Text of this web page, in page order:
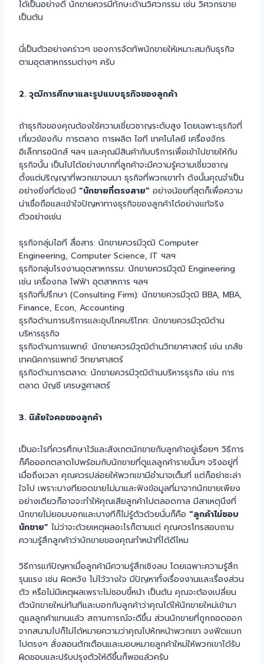
ได้เป็นอย่างดี นักขายควรมีทักษะด้านวิศวกรรม เช่น วิศวกรขาย
เป็นต้น
นี่เป็นตัวอย่างคร่าวๆ ของการจัดทัพนักขายให้เหมาะสมกับธุรกิจ
ตามอุตสาหกรรมต่างๆ ครับ
2. วุฒิการศึกษาและรูปแบบธุรกิจของลูกค้า
ถ้าธุรกิจของคุณต้องใช้ความเชี่ยวชาญระดับสูง โดยเฉพาะธุรกิจที่
เกี่ยวข้องกับ การตลาด การผลิต ไอที เทคโนโลยี เครื่องจักร
อิเล็กทรอนิกส์ ฯลฯ และคุณมีสินค้ากับบริการเพื่อเข้าไปขายให้กับ
ธุรกิจนั้น เป็นไปได้อย่างมากที่ลูกค้าจะมีความรู้ความเชี่ยวชาญ
ตั้งแต่ปริญญาที่พวกเขาจบมา ธุรกิจที่พวกเขาทำ ดังนั้นคุณจำเป็น
อย่างยิ่งที่ต้องมี “นักขายที่ตรงสาย” อย่างน้อยที่สุดก็เพื่อความ
น่าเชื่อถือและเข้าใจปัญหาทางธุรกิจของลูกค้าได้อย่างแท้จริง
ตัวอย่างเช่น
ธุรกิจกลุ่มไอที สื่อสาร: นักขายควรมีวุฒิ Computer
Engineering, Computer Science, IT ฯลฯ
ธุรกิจกลุ่มโรงงานอุตสาหกรรม: นักขายควรมีวุฒิ Engineering
เช่น เครื่องกล ไฟฟ้า อุตสาหการ ฯลฯ
ธุรกิจที่ปรึกษา (Consulting Firm): นักขายควรมีวุฒิ BBA, MBA,
Finance, Econ, Accounting
ธุรกิจด้านการบริการและอุปโภคบริโภค: นักขายควรมีวุฒิด้าน
บริหารธุรกิจ
ธุรกิจด้านการแพทย์: นักขายควรมีวุฒิด้านวิทยาศาสตร์ เช่น เภสัช
เทคนิคการแพทย์ วิทยาศาสตร์
ธุรกิจด้านการตลาด: นักขายควรมีวุฒิด้านบริหารธุรกิจ เช่น การ
ตลาด บัญชี เศรษฐศาสตร์
3. นิสัยใจคอของลูกค้า
เป็นอะไรที่ควรศึกษาไว้และสังเกตนักขายกับลูกค้าอยู่เรื่อยๆ วิธีการ
ก็คือออกตลาดไปพร้อมกับนักขายที่ดูแลลูกค้ารายนั้นๆ จริงอยู่ที่
เมื่อถึงเวลา คุณควรปล่อยให้พวกเขามีอำนาจเต็มที่ แต่ก็อย่าชะล่า
ใจไป เพราะบางทียอดขายไม่มาและฟังข้อมูลที่มาจากนักขายเพียง
อย่างเดียวก็อาจจะทำให้คุณเสียลูกค้าไปตลอดกาล มีสาเหตุนึงที่
นักขายไม่ยอมบอกและบางทีก็ไม่รู้ตัวด้วยนั่นก็คือ “ลูกค้าไม่ชอบ
นักขาย” ไม่ว่าจะด้วยเหตุผลอะไรก็ตามแต่ คุณควรโทรสอบถาม
ความรู้สึกลูกค้าว่านักขายของคุณทำหน้าที่ได้ดีไหม
วิธีการแก้ปัญหาเมื่อลูกค้ามีความรู้สึกเชิงลบ โดยเฉพาะความรู้สึก
รุนแรง เช่น ผิดหวัง ไม่ไว้วางใจ มีปัญหาทั้งเรื่องงานและเรื่องส่วน
ตัว หรือไม่มีเหตุผลเพราะไม่ชอบขี้หน้า เป็นต้น คุณจะต้องเปลี่ยน
ตัวนักขายใหม่ทันทีและบอกกับลูกค้าว่าคุณได้ให้นักขายใหม่เข้ามา
ดูแลลูกค้าแทนแล้ว สถานการณ์จะดีขึ้น ส่วนนักขายที่ถูกถอดออก
จากสนามไปก็ไม่ได้หมายความว่าคุณไปหักหน้าพวกเขา จงฟีดแบก
ไปตรงๆ สั่งสอนตักเตือนและมอบหมายลูกค้าใหม่ให้พวกเขาได้รับ
ผิดชอบและปรับปรุงตัวให้ดีขึ้นก็พอแล้วครับ